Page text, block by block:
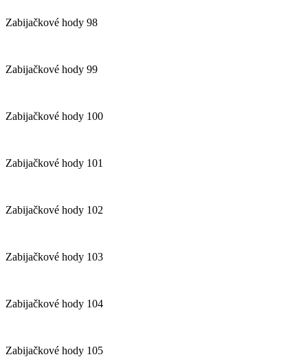
Zabijačkové hody 98
Zabijačkové hody 99
Zabijačkové hody 100
Zabijačkové hody 101
Zabijačkové hody 102
Zabijačkové hody 103
Zabijačkové hody 104
Zabijačkové hody 105